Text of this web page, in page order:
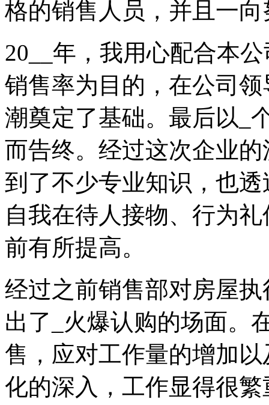
格的销售人员，并且一
20__年，我用心配合本
销售率为目的，在公司
潮奠定了基础。最后以_
而告终。经过这次企业
到了不少专业知识，也
自我在待人接物、行为
前有所提高。
经过之前销售部对房屋
出了_火爆认购的场面。
售，应对工作量的增加
化的深入，工作显得很